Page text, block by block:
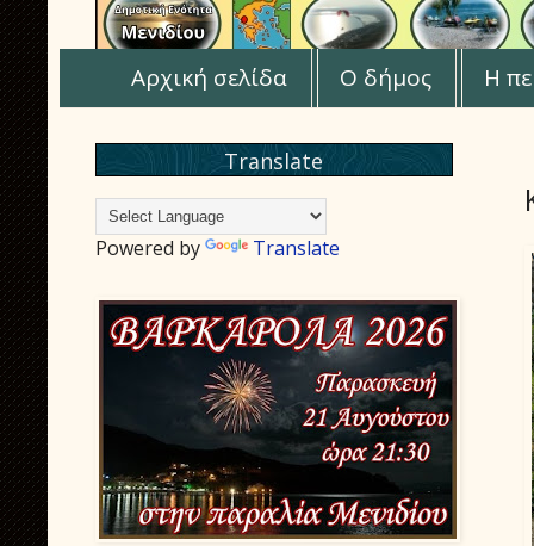
Αρχική σελίδα Ο δήμος Η
Translate
Powered by Translate